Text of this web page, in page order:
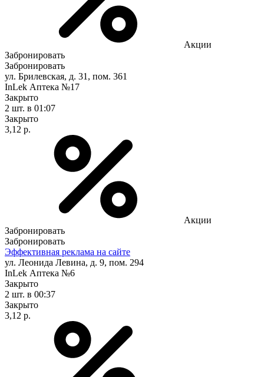
Акции
Забронировать
Забронировать
ул. Брилевская, д. 31, пом. 361
InLek Аптека №17
Закрыто
2 шт. в 01:07
Закрыто
3,12 р.
Акции
Забронировать
Забронировать
Эффективная реклама на сайте
ул. Леонида Левина, д. 9, пом. 294
InLek Аптека №6
Закрыто
2 шт. в 00:37
Закрыто
3,12 р.